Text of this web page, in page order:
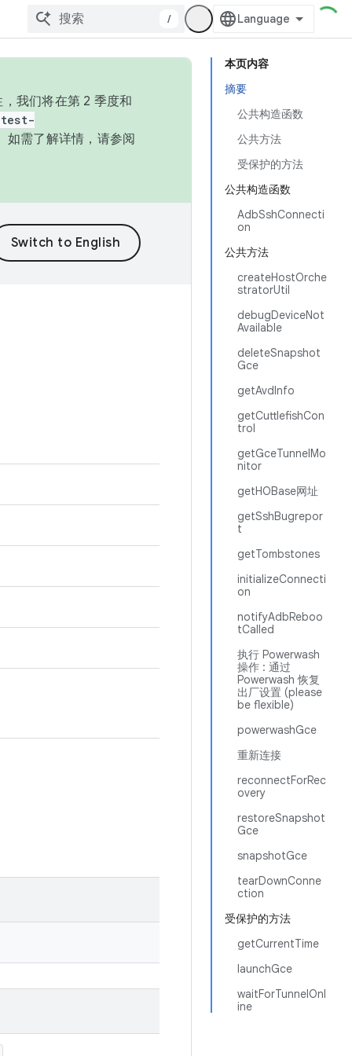
/
本页内容
摘要
公共构造函数
公共方法
受保护的方法
公共构造函数
AdbSshConnecti
on
公共方法
createHostOrche
stratorUtil
debugDeviceNot
Available
deleteSnapshot
Gce
getAvdInfo
getCuttlefishCon
trol
getGceTunnelMo
nitor
getHOBase网址
getSshBugrepor
t
getTombstones
initializeConnecti
on
notifyAdbReboo
tCalled
执行 Powerwash
操作 : 通过
Powerwash 恢复
出厂设置 (please
be flexible)
powerwashGce
重新连接
reconnectForRec
overy
restoreSnapshot
Gce
snapshotGce
tearDownConne
ction
受保护的方法
getCurrentTime
launchGce
waitForTunnelOnl
ine
我们将在第 2 季度和
如需了解详情，请参阅